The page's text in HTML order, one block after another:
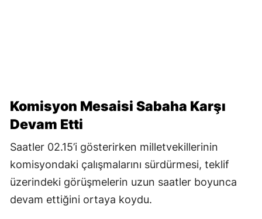
Komisyon Mesaisi Sabaha Karşı
Devam Etti
Saatler 02.15’i gösterirken milletvekillerinin
komisyondaki çalışmalarını sürdürmesi, teklif
üzerindeki görüşmelerin uzun saatler boyunca
devam ettiğini ortaya koydu.